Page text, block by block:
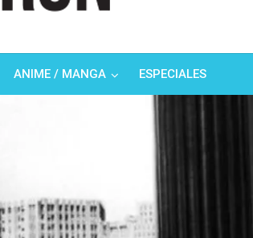
ANIME / MANGA ESPECIALES